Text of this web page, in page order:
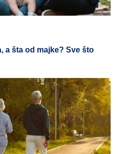
a šta od majke? Sve što